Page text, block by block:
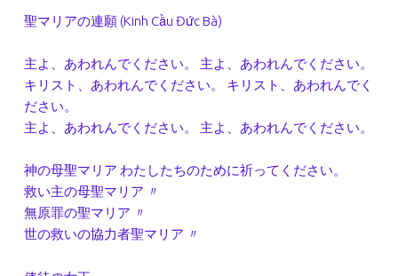
聖マリアの連願 (Kinh Cầu Đức Bà)
主よ、あわれんでください。 主よ、あわれんでください。
キリスト、あわれんでください。 キリスト、あわれんでく
ださい。
主よ、あわれんでください。 主よ、あわれんでください。
神の母聖マリア わたしたちのために祈ってください。
救い主の母聖マリア 〃
無原罪の聖マリア 〃
世の救いの協力者聖マリア 〃